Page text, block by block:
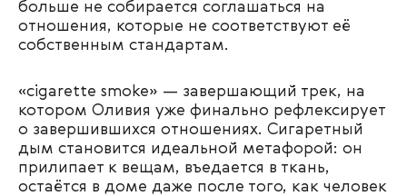
больше не собирается соглашаться на
отношения, которые не соответствуют её
собственным стандартам.
«cigarette smoke» — завершающий трек, на
котором Оливия уже финально рефлексирует
о завершившихся отношениях. Сигаретный
дым становится идеальной метафорой: он
прилипает к вещам, въедается в ткань,
остаётся в доме даже после того, как человек